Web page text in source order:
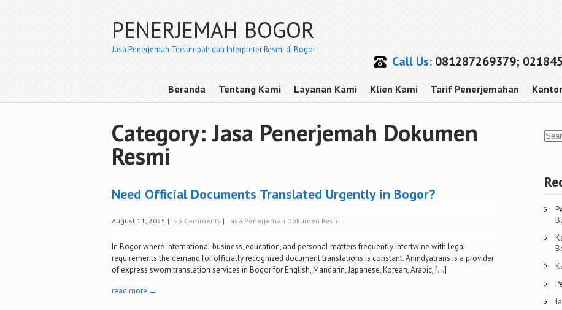
PENERJEMAH BOGOR
Jasa Penerjemah Tersumpah dan Interpreter Resmi di Bogor
Call Us:081287269379;
Beranda Tentang Kami Layanan Kami Klien Kami Tarif Penerjemahan
Category: Jasa Penerjemah Dokumen
Resmi
Need Official Documents Translated Urgently in Bogor?
August 11, 2025 | No Comments |Jasa Penerjemah Dokumen Resmi
In Bogor where international business, education, and personal matters frequently intertwine with legal
requirements the demand for officially recognized document translations is constant. Anindyatrans is a provider
of express sworn translation services in Bogor for English, Mandarin, Japanese, Korean, Arabic, […]
read more →